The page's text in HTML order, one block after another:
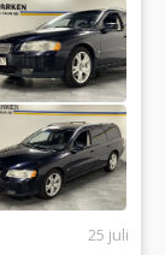
25 juli